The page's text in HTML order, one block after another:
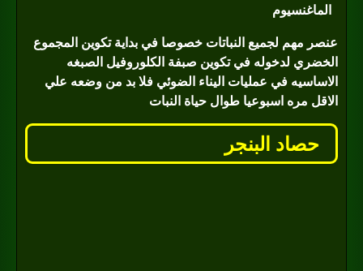
الماغنسيوم
عنصر مهم لجميع النباتات خصوصا في بداية تكوين المجموع
الخضري لدخوله في تكوين صبفة الكلوروفيل الصبغه
الاساسيه في عمليات اليناء الضوئي فلا بد من وضعه علي
الاقل مره اسبوعيا طوال حياة النبات
حصاد البنجر